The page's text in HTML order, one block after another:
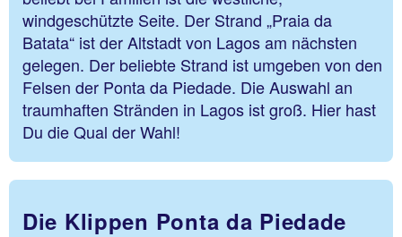
windgeschützte Seite. Der Strand „Praia da
Batata“ ist der Altstadt von Lagos am nächsten
gelegen. Der beliebte Strand ist umgeben von den
Felsen der Ponta da Piedade. Die Auswahl an
traumhaften Stränden in Lagos ist groß. Hier hast
Du die Qual der Wahl!
Die Klippen Ponta da Piedade